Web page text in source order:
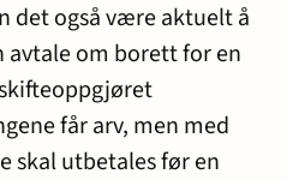
det også være aktuelt å
avtale om borett for en
får arv, men med
skal utbetales før en